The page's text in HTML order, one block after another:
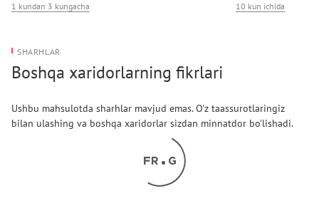
1 kundan 3 kungacha
10 kun ichida
SHARHLAR
Boshqa xaridorlarning fikrlari
Ushbu mahsulotda sharhlar mavjud emas. O'z taassurotlaringiz
bilan ulashing va boshqa xaridorlar sizdan minnatdor bo'lishadi.